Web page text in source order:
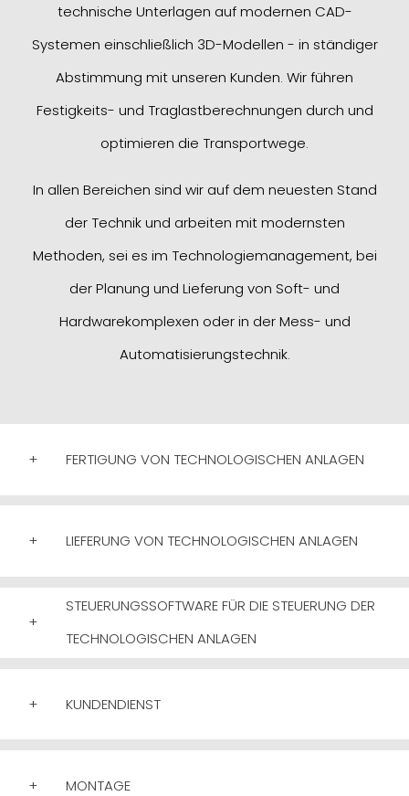
technische Unterlagen auf modernen CAD-
Systemen einschließlich 3D-Modellen - in ständiger
Abstimmung mit unseren Kunden. Wir führen
Festigkeits- und Traglastberechnungen durch und
optimieren die Transportwege.
In allen Bereichen sind wir auf dem neuesten Stand
der Technik und arbeiten mit modernsten
Methoden, sei es im Technologiemanagement, bei
der Planung und Lieferung von Soft- und
Hardwarekomplexen oder in der Mess- und
Automatisierungstechnik.
+ FERTIGUNG VON TECHNOLOGISCHEN ANLAGEN
+ LIEFERUNG VON TECHNOLOGISCHEN ANLAGEN
+
STEUERUNGSSOFTWARE FÜR DIE STEUERUNG DER
TECHNOLOGISCHEN ANLAGEN
+ KUNDENDIENST
+ MONTAGE